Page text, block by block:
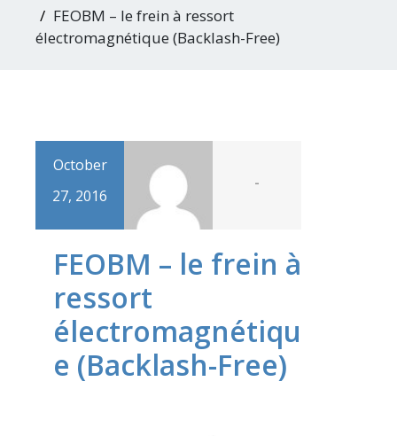
FEOBM – le frein à ressort
électromagnétique (Backlash-Free)
October
27, 2016
-
FEOBM – le frein à
ressort
électromagnétiqu
e (Backlash-Free)